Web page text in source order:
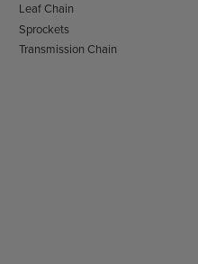
Leaf Chain
Sprockets
Transmission Chain